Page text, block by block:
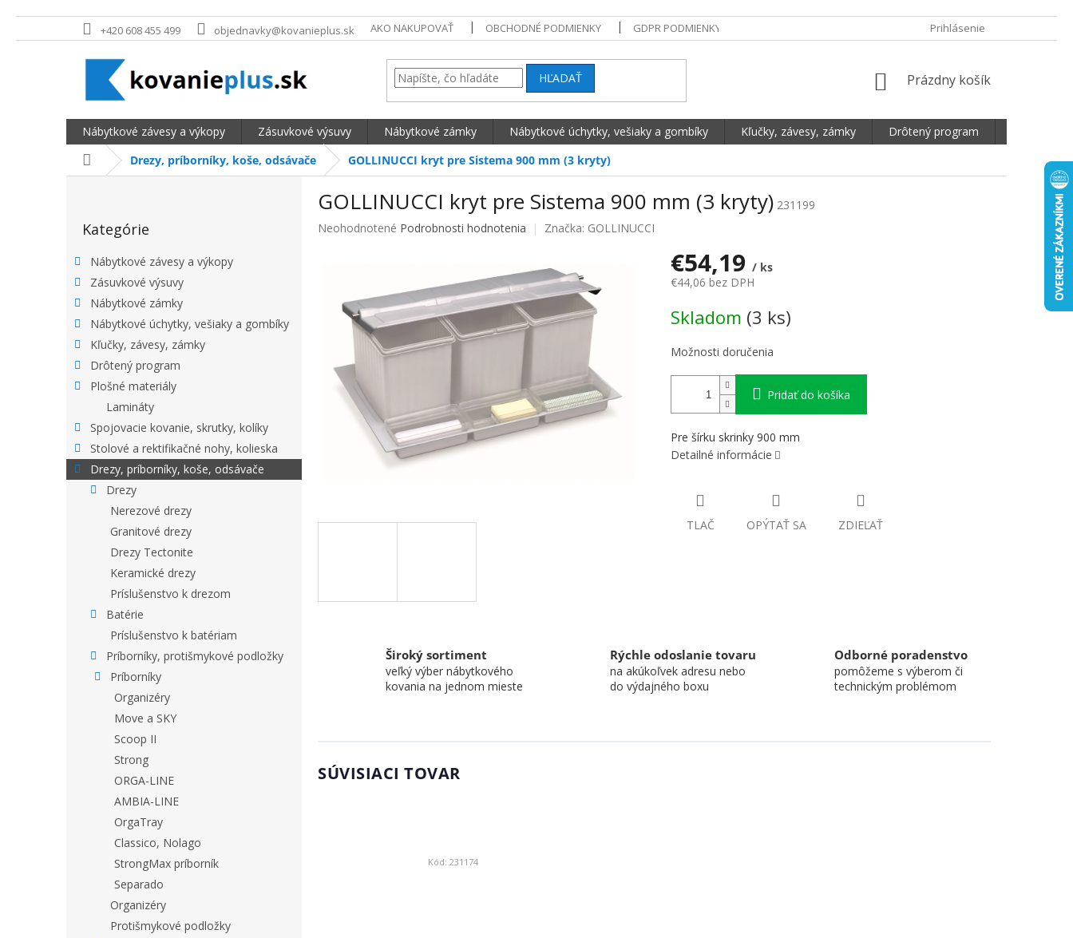
Prejsť na obsah +420 608 455 499 objednavky@kovanieplus.sk AKO NAKUPOVAŤ OBCHODNÉ PODMIENKY GDPR PODMIENKY OCHRANY OSOBNÝCH ÚDAJOV DOPRAVA A PLATBA
Prihlásenie
HĽADAŤ NÁKUPNÝ KOŠÍK
Prázdny košík
Nábytkové závesy a výkopy Zásuvkové výsuvy Nábytkové zámky Nábytkové úchytky, vešiaky a gombíky Kľučky, závesy, zámky Drôtený program
DomovDrezy, príborníky, koše, odsávače GOLLINUCCI kryt pre Sistema 900 mm (3 kryty)
BOČNÝ PANEL
Kategórie
Nábytkové závesy a výkopy
Zásuvkové výsuvy
Nábytkové zámky
Nábytkové úchytky, vešiaky a gombíky
Kľučky, závesy, zámky
Drôtený program
Plošné materiály
Lamináty
Spojovacie kovanie, skrutky, kolíky
Stolové a rektifikačné nohy, kolieska
Drezy, príborníky, koše, odsávače
Drezy
Nerezové drezy
Granitové drezy
Drezy Tectonite
Keramické drezy
Príslušenstvo k drezom
Batérie
Príslušenstvo k batériam
Príborníky, protišmykové podložky
Príborníky
Organizéry
Move a SKY
Scoop II
Strong
ORGA-LINE
AMBIA-LINE
OrgaTray
Classico, Nolago
StrongMax príborník
Separado
Organizéry
Protišmykové podložky
GOLLINUCCI kryt pre Sistema 900 mm (3 kryty) 231199
Priemerné hodnotenie produktu je 0,0 z 5 hviezdičiek.
Neohodnotené Podrobnosti hodnotenia Značka: GOLLINUCCI
€54,19 / ks
€44,06 bez DPH
Skladom (3 ks)
Možnosti doručenia
Pridať do košíka
Pre šírku skrinky 900 mm
Detailné informácie
TLAČ OPÝTAŤ SA ZDIEĽAŤ
Široký sortiment
veľký výber nábytkového
kovania na jednom mieste
Rýchle odoslanie tovaru
na akúkoľvek adresu nebo
do výdajného boxu
Odborné poradenstvo
pomôžeme s výberom či
technickým problémom
SÚVISIACI TOVAR
Kód: 231174